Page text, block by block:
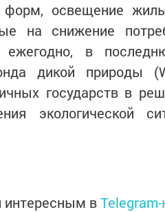
форм, освещение
на снижение
ежегодно, в
дикой природы
государств в
экологической
в